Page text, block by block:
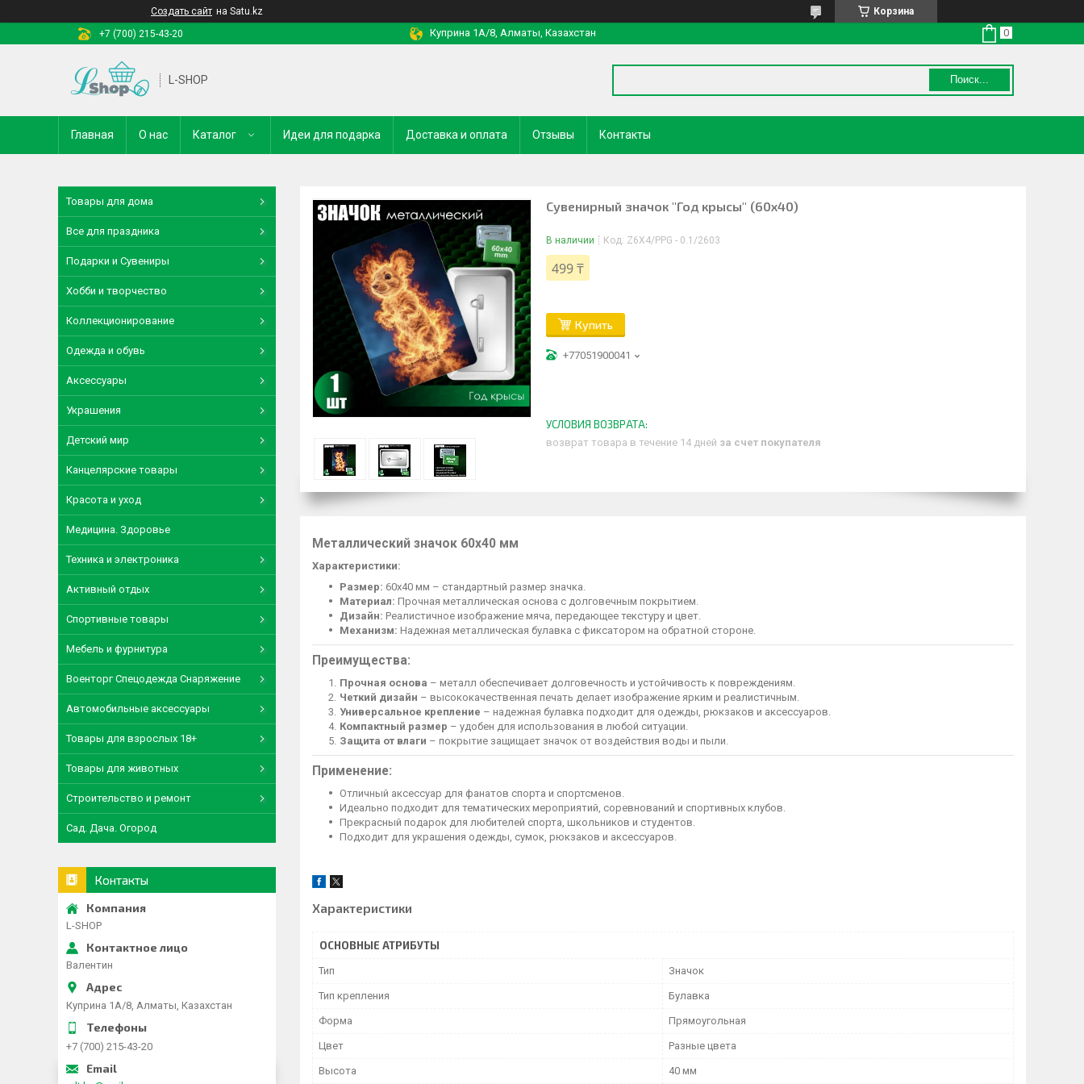
Создать сайт на Satu.kz
Корзина
+7 (700) 215-43-20
Куприна 1A/8, Алматы, Казахстан
L-SHOP Поиск...
Главная О нас Каталог Идеи для подарка Доставка и оплата Отзывы Контакты
Сувенирный значок "Год крысы" (60х40)
В наличии Код: Z6X4/PPG - 0.1/2603
499 ₸
Купить
+77051900041
возврат товара в течение 14 дней за счет покупателя
Металлический значок 60х40 мм
Характеристики:
Размер: 60х40 мм – стандартный размер значка.
Материал: Прочная металлическая основа с долговечным покрытием.
Дизайн: Реалистичное изображение мяча, передающее текстуру и цвет.
Механизм: Надежная металлическая булавка с фиксатором на обратной стороне.
Преимущества:
Прочная основа – металл обеспечивает долговечность и устойчивость к повреждениям.
Четкий дизайн – высококачественная печать делает изображение ярким и реалистичным.
Универсальное крепление – надежная булавка подходит для одежды, рюкзаков и аксессуаров.
Компактный размер – удобен для использования в любой ситуации.
Защита от влаги – покрытие защищает значок от воздействия воды и пыли.
Применение:
Отличный аксессуар для фанатов спорта и спортсменов.
Идеально подходит для тематических мероприятий, соревнований и спортивных клубов.
Прекрасный подарок для любителей спорта, школьников и студентов.
Подходит для украшения одежды, сумок, рюкзаков и аксессуаров.
Характеристики
ОСНОВНЫЕ АТРИБУТЫ
Тип Значок
Тип крепления Булавка
Форма Прямоугольная
Цвет Разные цвета
Высота 40 мм
Товары для дома
Все для праздника
Подарки и Сувениры
Хобби и творчество
Коллекционирование
Одежда и обувь
Аксессуары
Украшения
Детский мир
Канцелярские товары
Красота и уход
Медицина. Здоровье
Техника и электроника
Активный отдых
Спортивные товары
Мебель и фурнитура
Военторг Спецодежда Снаряжение
Автомобильные аксессуары
Товары для взрослых 18+
Товары для животных
Строительство и ремонт
Сад. Дача. Огород
Контакты
L-SHOP
Валентин
Куприна 1A/8, Алматы, Казахстан
+7 (700) 215-43-20